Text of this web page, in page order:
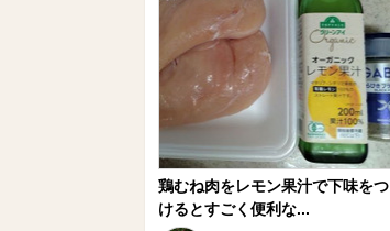
鶏むね肉をレモン果汁で下味をつ
けるとすごく便利な...